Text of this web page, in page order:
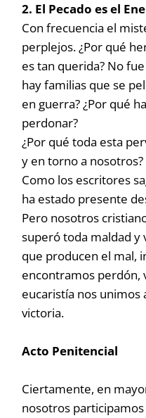
2. El Pecado es el
Con frecuencia el
perplejos. ¿Por qué
es tan querida? No
hay familias que se
en guerra? ¿Por qué
perdonar?
¿Por qué toda esta
y en torno a nosotros?
Como los escritores
ha estado presente
Pero nosotros
superó toda maldad y
que producen el mal,
encontramos perdón,
eucaristía nos unimos
victoria.
Acto Penitencial
Ciertamente, en
nosotros